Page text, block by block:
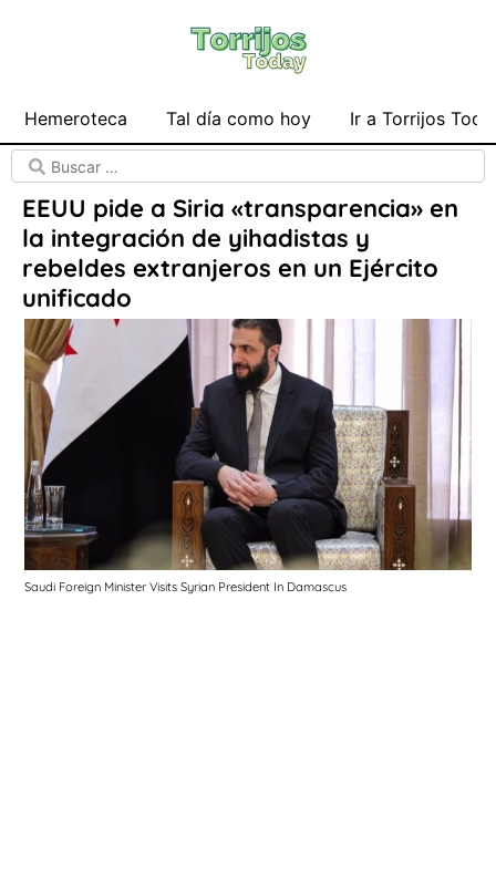
Hemeroteca Tal día como hoy Ir a Torrijos
EEUU pide a Siria «transparencia» en
la integración de yihadistas y
rebeldes extranjeros en un Ejército
unificado
Saudi Foreign Minister Visits Syrian President In Damascus